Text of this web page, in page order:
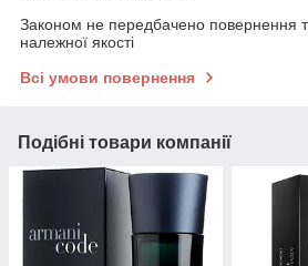
Законом не передбачено повернення
належної якості
Всі умови повернення
Подібні товари компанії